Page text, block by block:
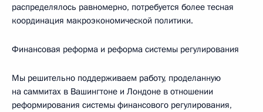
распределялось равномерно, потребуется более тесная
координация макроэкономической политики.
Финансовая реформа и реформа системы регулирования
Мы решительно поддерживаем работу, проделанную
на саммитах в Вашингтоне и Лондоне в отношении
реформирования системы финансового регулирования,